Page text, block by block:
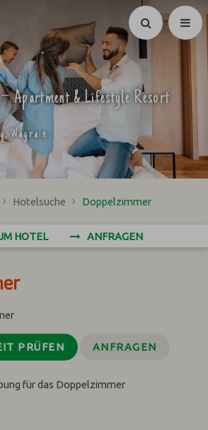
Suchen
Apartment & Lifestyle Resort
Wagrain
Hotelsuche Doppelzimmer
HOTEL ANFRAGEN
PRÜFEN ANFRAGEN
für das Doppelzimmer